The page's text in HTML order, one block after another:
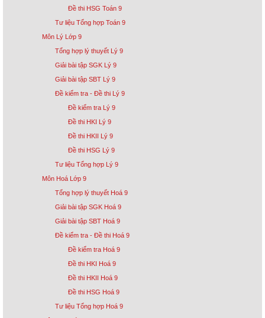
Đề thi HSG Toán 9
Tư liệu Tổng hợp Toán 9
Môn Lý Lớp 9
Tổng hợp lý thuyết Lý 9
Giải bài tập SGK Lý 9
Giải bài tập SBT Lý 9
Đề kiểm tra - Đề thi Lý 9
Đề kiểm tra Lý 9
Đề thi HKI Lý 9
Đề thi HKII Lý 9
Đề thi HSG Lý 9
Tư liệu Tổng hợp Lý 9
Môn Hoá Lớp 9
Tổng hợp lý thuyết Hoá 9
Giải bài tập SGK Hoá 9
Giải bài tập SBT Hoá 9
Đề kiểm tra - Đề thi Hoá 9
Đề kiểm tra Hoá 9
Đề thi HKI Hoá 9
Đề thi HKII Hoá 9
Đề thi HSG Hoá 9
Tư liệu Tổng hợp Hoá 9